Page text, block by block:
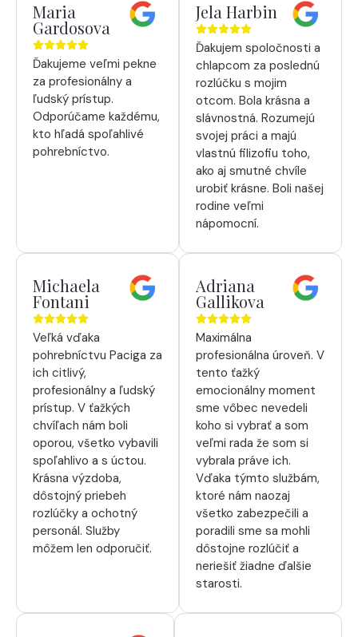
Maria
Gardosova
Ďakujeme veľmi pekne
za profesionálny a
ľudský prístup.
Odporúčame každému,
kto hľadá spoľahlivé
pohrebníctvo.
Jela Harbin
Ďakujem spoločnosti a
chlapcom za poslednú
rozlúčku s mojim
otcom. Bola krásna a
slávnostná. Rozumejú
svojej práci a majú
vlastnú filizofiu toho,
ako aj smutné chvíle
urobiť krásne. Boli našej
rodine veľmi
nápomocní.
Michaela
Fontani
Veľká vďaka
pohrebníctvu Paciga za
ich citlivý,
profesionálny a ľudský
prístup. V ťažkých
chvíľach nám boli
oporou, všetko vybavili
spoľahlivo a s úctou.
Krásna výzdoba,
dôstojný priebeh
rozlúčky a ochotný
personál. Služby
môžem len odporučiť.
Adriana
Gallikova
Maximálna
profesionálna úroveň. V
tento ťažký
emocionálny moment
sme vôbec nevedeli
koho si vybrať a som
veľmi rada že som si
vybrala práve ich.
Vďaka týmto službám,
ktoré nám naozaj
všetko zabezpečili a
poradili sme sa mohli
dôstojne rozlúčiť a
neriešiť žiadne ďalšie
starosti.